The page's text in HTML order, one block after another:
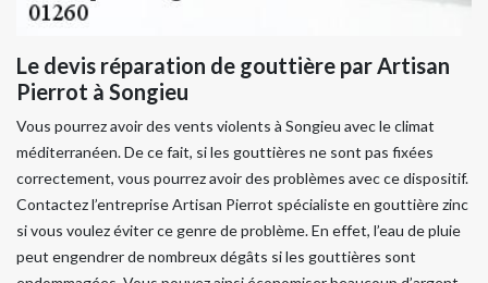
Le devis réparation de gouttière par Artisan
Pierrot à Songieu
Vous pourrez avoir des vents violents à Songieu avec le climat
méditerranéen. De ce fait, si les gouttières ne sont pas fixées
correctement, vous pourrez avoir des problèmes avec ce dispositif.
Contactez l’entreprise Artisan Pierrot spécialiste en gouttière zinc
si vous voulez éviter ce genre de problème. En effet, l’eau de pluie
peut engendrer de nombreux dégâts si les gouttières sont